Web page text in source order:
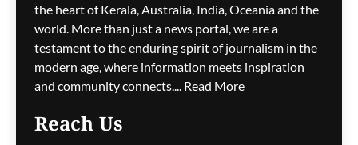
ജീവനക്കാരുടെ ക്ഷാമം –
സിഡ്നി
വിമാനത്താവളത്തിൽ
നൂറിലധികം സർവീസുകൾ
വൈകി
the heart of Kerala, Australia, India, Oceania and the
world. More than just a news portal, we are a
testament to the enduring spirit of journalism in the
modern age, where information meets inspiration
and community connects.... Read More
Reach Us